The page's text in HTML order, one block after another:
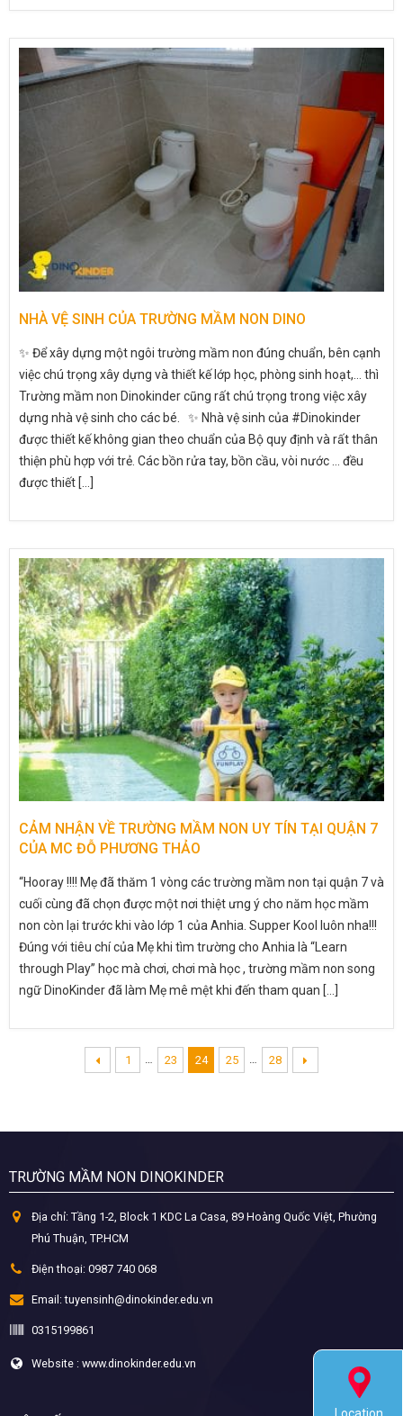
NHÀ VỆ SINH CỦA TRƯỜNG MẦM NON DINO
✨ Để xây dựng một ngôi trường mầm non đúng chuẩn, bên cạnh
việc chú trọng xây dựng và thiết kế lớp học, phòng sinh hoạt,… thì
Trường mầm non Dinokinder cũng rất chú trọng trong việc xây
dựng nhà vệ sinh cho các bé. ✨ Nhà vệ sinh của #Dinokinder
được thiết kế không gian theo chuẩn của Bộ quy định và rất thân
thiện phù hợp với trẻ. Các bồn rửa tay, bồn cầu, vòi nước … đều
được thiết [...]
CẢM NHẬN VỀ TRƯỜNG MẦM NON UY TÍN TẠI QUẬN 7
CỦA MC ĐỖ PHƯƠNG THẢO
“Hooray !!!! Mẹ đã thăm 1 vòng các trường mầm non tại quận 7 và
cuối cùng đã chọn được một nơi thiệt ưng ý cho năm học mầm
non còn lại trước khi vào lớp 1 của Anhia. Supper Kool luôn nha!!!
Đúng với tiêu chí của Mẹ khi tìm trường cho Anhia là “Learn
through Play” học mà chơi, chơi mà học , trường mầm non song
ngữ DinoKinder đã làm Mẹ mê mệt khi đến tham quan [...]
1 … 23 24 25 … 28
TRƯỜNG MẦM NON DINOKINDER
Địa chỉ: Tầng 1-2, Block 1 KDC La Casa, 89 Hoàng Quốc Việt, Phường
Phú Thuận, TP.HCM
Điện thoại: 0987 740 068
Email: tuyensinh@dinokinder.edu.vn
0315199861
Website : www.dinokinder.edu.vn